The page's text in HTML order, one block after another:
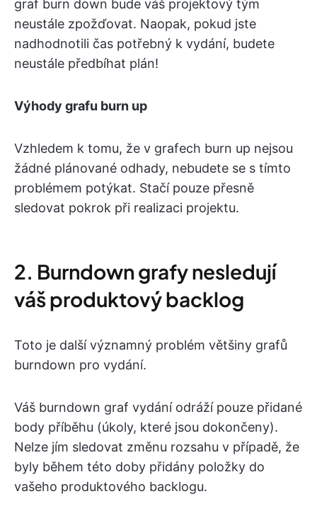
graf burn down bude váš projektový tým
neustále zpožďovat. Naopak, pokud jste
nadhodnotili čas potřebný k vydání, budete
neustále předbíhat plán!
Výhody grafu burn up
Vzhledem k tomu, že v grafech burn up nejsou
žádné plánované odhady, nebudete se s tímto
problémem potýkat. Stačí pouze přesně
sledovat pokrok při realizaci projektu.
2. Burndown grafy nesledují
váš produktový backlog
Toto je další významný problém většiny grafů
burndown pro vydání.
Váš burndown graf vydání odráží pouze přidané
body příběhu (úkoly, které jsou dokončeny).
Nelze jím sledovat změnu rozsahu v případě, že
byly během této doby přidány položky do
vašeho produktového backlogu.